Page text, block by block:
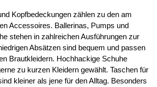
Kopfbedeckungen zählen zu den am
Accessoires. Ballerinas, Pumps und
stehen in zahlreichen Ausführungen zur
Absätzen sind bequem und passen
Brautkleidern. Hochhackige Schuhe
zu kurzen Kleidern gewählt. Taschen für
kleiner als jene für den Alltag. Besonders